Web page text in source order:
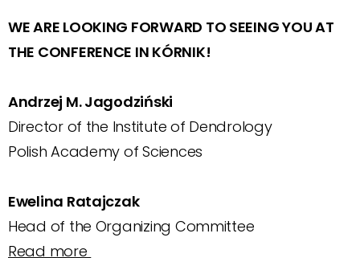
WE ARE LOOKING FORWARD TO SEEING YOU AT
THE CONFERENCE IN KÓRNIK!
Andrzej M. Jagodziński
Director of the Institute of Dendrology
Polish Academy of Sciences
Ewelina Ratajczak
Head of the Organizing Committee
Read more